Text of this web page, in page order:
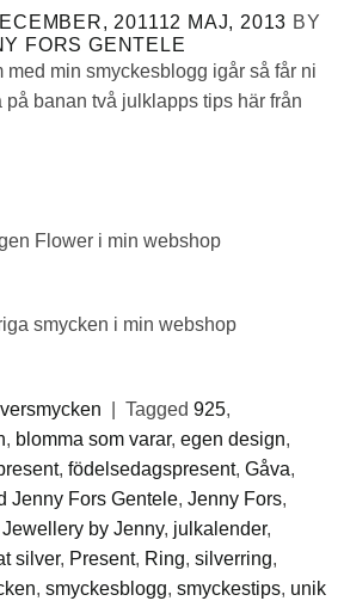
201112 MAJ, 2013 BY
FORS GENTELE
med min smyckesblogg igår så får ni
banan två julklapps tips här från
Flower i min webshop
smycken i min webshop
Tagged 925,
, blomma som varar, egen design,
, födelsedagspresent, Gåva,
Jenny Fors Gentele, Jenny Fors,
Jewellery by Jenny, julkalender,
silver, Present, Ring, silverring,
, smyckesblogg, smyckestips, unik